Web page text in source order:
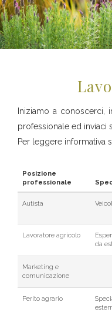
Iniziamo a conoscerci,
professionale ed inviaci
Per leggere informativa
Posizione
professionale
Autista
Lavoratore agricolo
da
Marketing e
comunicazione
Perito agrario